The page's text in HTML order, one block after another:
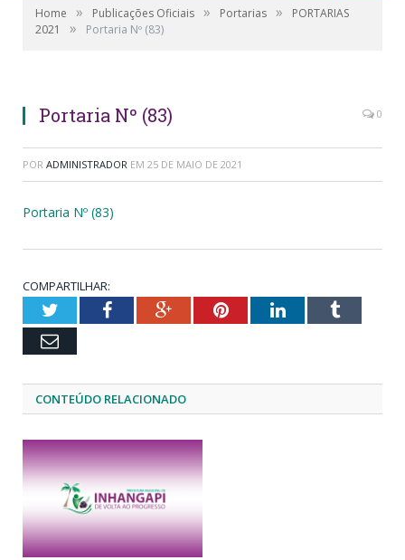
Home » Publicações Oficiais » Portarias »
PORTARIAS
2021
» Portaria Nº (83)
Portaria Nº (83) 0
POR ADMINISTRADOR EM 25 DE MAIO DE 2021
Portaria Nº (83)
COMPARTILHAR:
TwitterFacebookGoogle+PinterestLinkedInTumblr
Email
CONTEÚDO RELACIONADO